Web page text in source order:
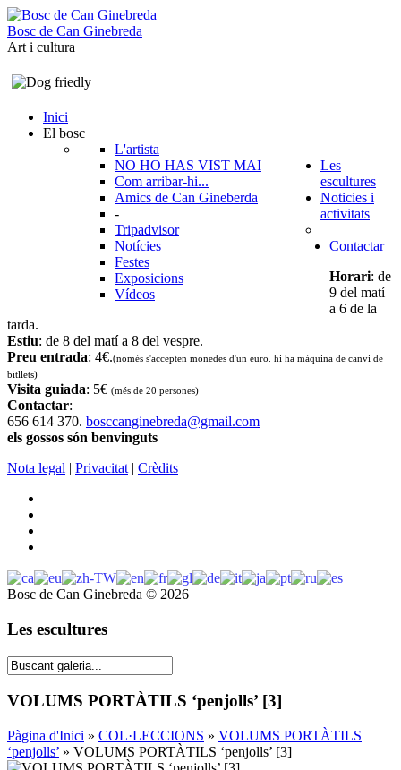
Bosc de Can Ginebreda
Art i cultura
Inici
El bosc
L'artista
NO HO HAS VIST MAI
Com arribar-hi...
Amics de Can Gineberda
-
Tripadvisor
Les
escultures
Noticies i
activitats
Notícies
Festes
Exposicions
Vídeos
Contactar
Horari: de
9 del matí
a 6 de la
tarda.
Estiu: de 8 del matí a 8 del vespre.
Preu entrada: 4€.(només s'accepten monedes d'un euro. hi ha màquina de canvi de
bitllets)
Visita guiada: 5€ (més de 20 persones)
Contactar:
656 614 370. bosccanginebreda@gmail.com
els gossos són benvinguts
Nota legal | Privacitat | Crèdits
Bosc de Can Ginebreda © 2026
Les escultures
VOLUMS PORTÀTILS ‘penjolls’ [3]
Pàgina d'Inici » COL·LECCIONS » VOLUMS PORTÀTILS
‘penjolls’ » VOLUMS PORTÀTILS ‘penjolls’ [3]